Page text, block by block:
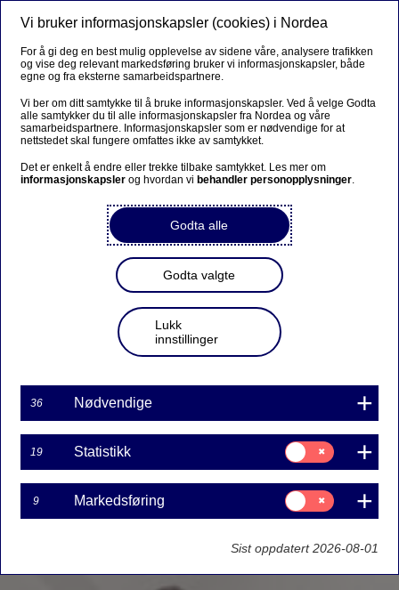
Vi bruker informasjonskapsler (cookies) i Nordea
For å gi deg en best mulig opplevelse av sidene våre, analysere trafikken
og vise deg relevant markedsføring bruker vi informasjonskapsler, både
egne og fra eksterne samarbeidspartnere.
Vi ber om ditt samtykke til å bruke informasjonskapsler. Ved å velge Godta
alle samtykker du til alle informasjonskapsler fra Nordea og våre
samarbeidspartnere. Informasjonskapsler som er nødvendige for at
nettstedet skal fungere omfattes ikke av samtykket.
Det er enkelt å endre eller trekke tilbake samtykket. Les mer om
informasjonskapsler og hvordan vi behandler personopplysninger.
Godta alle
Godta valgte
Lukk
innstillinger
36 Nødvendige
19 Statistikk
Samtykke
til:
Statistikk
9 Markedsføring
Samtykke
til:
Markedsføring
Sist oppdatert 2026-08-01